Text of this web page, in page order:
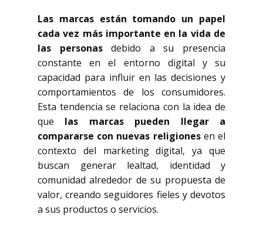
Las marcas están tomando un papel
cada vez más importante en la vida de
las personasdebido a su presencia
constante en el entorno digital y su
capacidad para influir en las decisiones y
comportamientos de los consumidores.
Esta tendencia se relaciona con la idea de
que las marcas pueden llegar a
compararse con nuevas religionesen el
contexto del marketing digital, ya que
buscan generar lealtad, identidad y
comunidad alrededor de su propuesta de
valor, creando seguidores fieles y devotos
a sus productos o servicios.